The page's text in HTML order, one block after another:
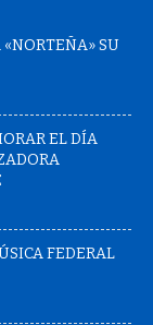
SU
EL DÍA
FEDERAL